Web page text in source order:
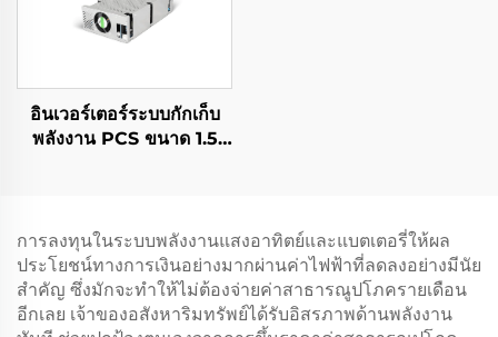
อินเวอร์เตอร์ระบบกักเก็บ
พลังงาน PCS ขนาด 1.5
การลงทุนในระบบพลังงานแสงอาทิตย์และแบตเตอรี่ให้ผล
ประโยชน์ทางการเงินอย่างมากผ่านค่าไฟฟ้าที่ลดลงอย่างมีนัย
สำคัญ ซึ่งมักจะทำให้ไม่ต้องจ่ายค่าสาธารณูปโภครายเดือน
อีกเลย เจ้าของอสังหาริมทรัพย์ได้รับอิสรภาพด้านพลังงาน